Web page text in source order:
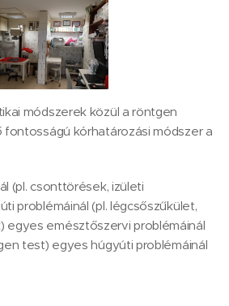
módszerek közül a röntgen
kórhatározási módszer a
(pl. csonttörések, izületi
problémáinál (pl. légcsőszűkület,
egyes emésztőszervi problémáinál
test) egyes húgyúti problémáinál